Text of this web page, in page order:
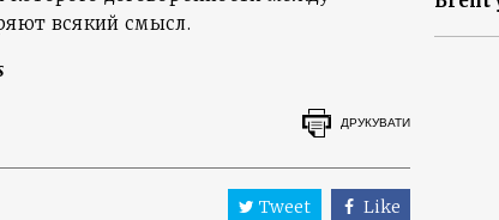
всякий смысл.
ДРУКУВАТИ
Tweet Like